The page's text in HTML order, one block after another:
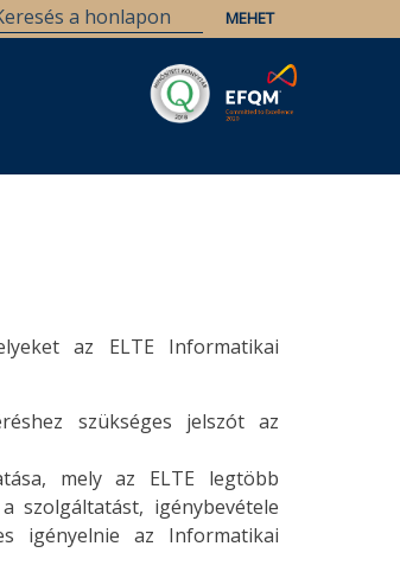
az ELTE Informatikai
szükséges jelszót az
mely az ELTE legtöbb
szolgáltatást, igénybevétele
igényelnie az Informatikai